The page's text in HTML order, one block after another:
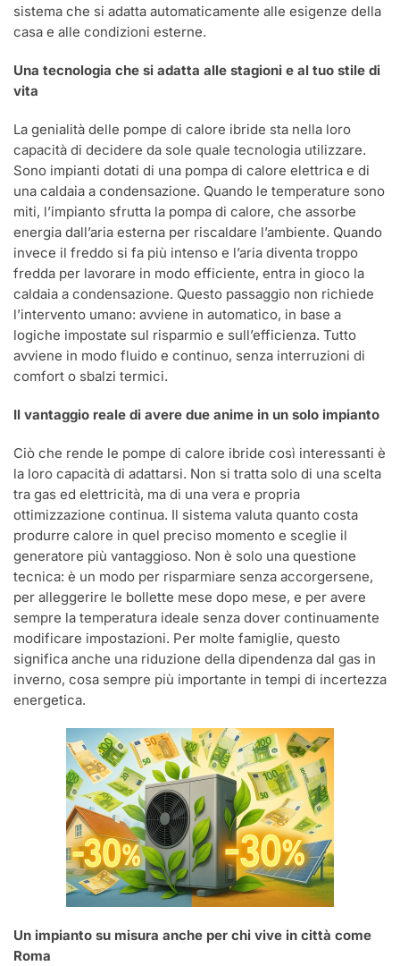
sistema che si adatta automaticamente alle esigenze della
casa e alle condizioni esterne.
Una tecnologia che si adatta alle stagioni e al tuo stile di
vita
La genialità delle pompe di calore ibride sta nella loro
capacità di decidere da sole quale tecnologia utilizzare.
Sono impianti dotati di una pompa di calore elettrica e di
una caldaia a condensazione. Quando le temperature sono
miti, l’impianto sfrutta la pompa di calore, che assorbe
energia dall’aria esterna per riscaldare l’ambiente. Quando
invece il freddo si fa più intenso e l’aria diventa troppo
fredda per lavorare in modo efficiente, entra in gioco la
caldaia a condensazione. Questo passaggio non richiede
l’intervento umano: avviene in automatico, in base a
logiche impostate sul risparmio e sull’efficienza. Tutto
avviene in modo fluido e continuo, senza interruzioni di
comfort o sbalzi termici.
Il vantaggio reale di avere due anime in un solo impianto
Ciò che rende le pompe di calore ibride così interessanti è
la loro capacità di adattarsi. Non si tratta solo di una scelta
tra gas ed elettricità, ma di una vera e propria
ottimizzazione continua. Il sistema valuta quanto costa
produrre calore in quel preciso momento e sceglie il
generatore più vantaggioso. Non è solo una questione
tecnica: è un modo per risparmiare senza accorgersene,
per alleggerire le bollette mese dopo mese, e per avere
sempre la temperatura ideale senza dover continuamente
modificare impostazioni. Per molte famiglie, questo
significa anche una riduzione della dipendenza dal gas in
inverno, cosa sempre più importante in tempi di incertezza
energetica.
Un impianto su misura anche per chi vive in città come
Roma